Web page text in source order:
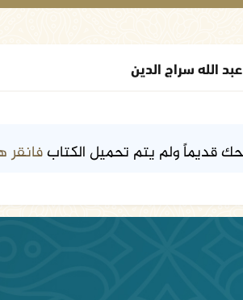
الله سراج الدين
قديماً ولم يتم تحميل الكتابفانقر